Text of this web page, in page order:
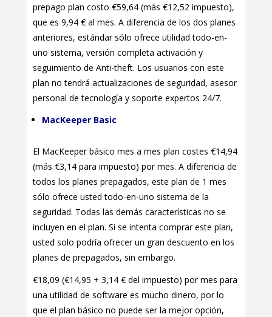
prepago plan costo €59,64 (más €12,52 impuesto),
que es 9,94 € al mes. A diferencia de los dos planes
anteriores, estándar sólo ofrece utilidad todo-en-
uno sistema, versión completa activación y
seguimiento de Anti-theft. Los usuarios con este
plan no tendrá actualizaciones de seguridad, asesor
personal de tecnología y soporte expertos 24/7.
MacKeeper Basic
El MacKeeper básico mes a mes plan costes €14,94
(más €3,14 para impuesto) por mes. A diferencia de
todos los planes prepagados, este plan de 1 mes
sólo ofrece usted todo-en-uno sistema de la
seguridad. Todas las demás características no se
incluyen en el plan. Si se intenta comprar este plan,
usted solo podría ofrecer un gran descuento en los
planes de prepagados, sin embargo.
€18,09 (€14,95 + 3,14 € del impuesto) por mes para
una utilidad de software es mucho dinero, por lo
que el plan básico no puede ser la mejor opción,